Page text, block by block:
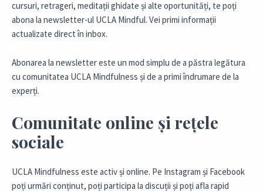
cursuri, retrageri, meditații ghidate și alte oportunități, te poți
abona la newsletter-ul UCLA Mindful. Vei primi informații
actualizate direct în inbox.
Abonarea la newsletter este un mod simplu de a păstra legătura
cu comunitatea UCLA Mindfulness și de a primi îndrumare de la
experți.
Comunitate online și rețele
sociale
UCLA Mindfulness este activ și online. Pe Instagram și Facebook
poți urmări conținut, poți participa la discuții și poți afla rapid